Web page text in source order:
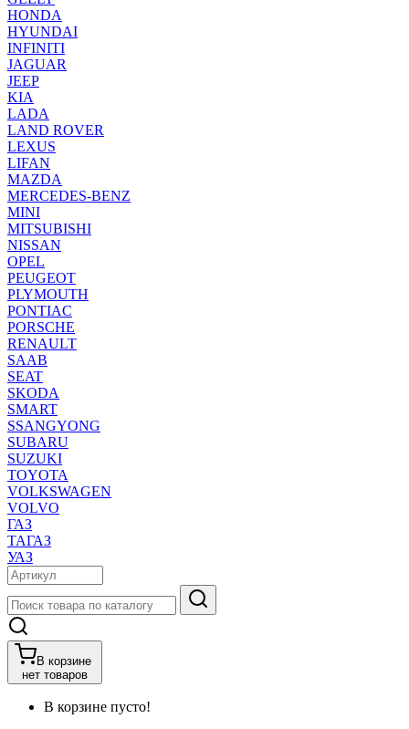
HONDA
HYUNDAI
INFINITI
JAGUAR
JEEP
KIA
LADA
LAND ROVER
LEXUS
LIFAN
MAZDA
MERCEDES-BENZ
MINI
MITSUBISHI
NISSAN
OPEL
PEUGEOT
PLYMOUTH
PONTIAC
PORSCHE
RENAULT
SAAB
SEAT
SKODA
SMART
SSANGYONG
SUBARU
SUZUKI
TOYOTA
VOLKSWAGEN
VOLVO
ГАЗ
ТАГАЗ
УАЗ
В корзине
нет товаров
В корзине пусто!